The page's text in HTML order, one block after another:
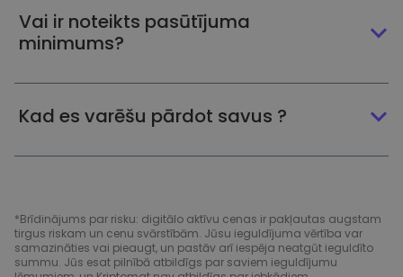
Vai ir noteikts pasūtījuma
minimums?
Kad es varēšu pārdot savus ?
*Brīdinājums par risku: digitālo aktīvu cenas ir pakļautas augstam
tirgus riskam un cenu svārstībām. Jūsu ieguldījuma vērtība var
samazināties vai pieaugt, un pastāv arī iespēja neatgūt ieguldīto
summu. Jūs esat pilnībā atbildīgs par saviem ieguldījumu